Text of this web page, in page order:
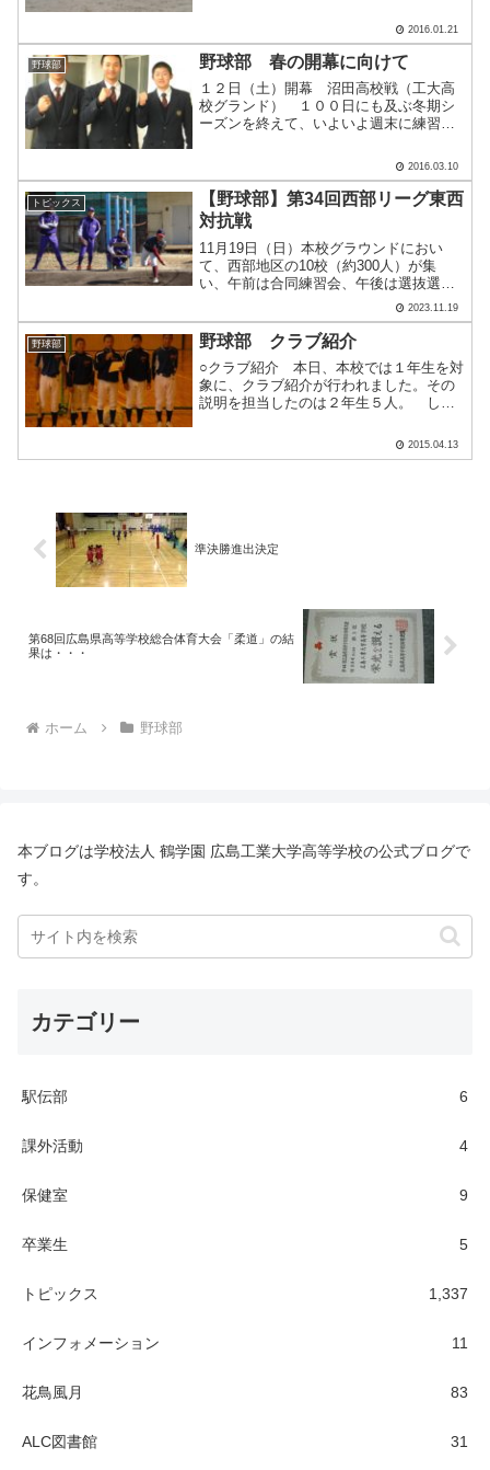
ーズンもターニングポイントとなりまし
た。一回りはもちろん、二回りは大き
く、そしてうまくなって春を.....
2016.01.21
野球部 野球部 春の開幕に向けて
１２日（土）開幕 沼田高校戦（工大高
校グランド） １００日にも及ぶ冬期シ
ーズンを終えて、いよいよ週末に練習試
み、身体作りとしっかりと練習をしてき
ました。２０日（日）から始まる春季リ
ーグ戦にも存分に力を発揮.....
2016.03.10
トピックス
【野球部】第34回西部リーグ東西
対抗戦
11月19日（日）本校グラウンドにおい
て、西部地区の10校（約300人）が集
い、午前は合同練習会、午後は選抜選手
による対抗戦を行いました。 34年続い
ている行事で、切磋琢磨し技術を向上さ
せています。合同練習会では伯和ビクト
リーズの選手の方に.....
2023.11.19
野球部 野球部 クラブ紹介
○クラブ紹介 本日、本校では１年生を対
象に、クラブ紹介が行われました。その
説明を担当したのは２年生５人。 しっ
た。左から下城君、岸田君、金岡君、松
2015.04.13
準決勝進出決定
第68回広島県高等学校総合体育大会「柔道」の結
果は・・・
ホーム 野球部
本ブログは学校法人 鶴学園 広島工業大学高等学校の公式ブログで
す。
カテゴリー
駅伝部 6
課外活動 4
保健室 9
卒業生 5
トピックス 1,337
インフォメーション 11
花鳥風月 83
ALC図書館 31